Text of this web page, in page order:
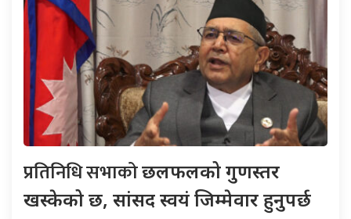
प्रतिनिधि सभाकोछलफलको गुणस्तर
खस्केको छ, सांसद स्वयं जिम्मेवार हुनुपर्छ